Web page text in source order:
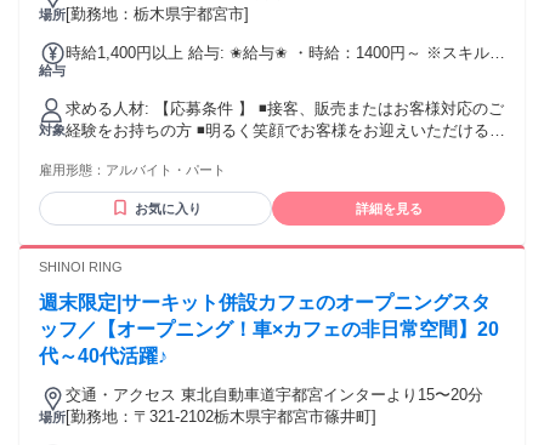
場所可
[勤務地：栃木県宇都宮市]
給与
時給1,400円以上 給与: ✬給与✬ ・時給：1400円～ ※スキル・
に基づきます ✧˖°-----------------------------------✧˖° ・時間外手当 ・
職務手当 ・インセンティブあり （該当の場合 四半期毎に支
給） ・給与見直し原則年1回
対象
求める人材: 【応募条件 】 ◾️接客、販売またはお客様対応のご
経験をお持ちの方 ◾️明るく笑顔でお客様をお迎えいただける方
のある方も歓迎 ・Uターン・Iターン歓迎 ・ハローワークでお
仕事お探し中の方も歓迎 ＼こんな方を求めています／ ・美容
や健康、睡眠などに興味がある方 ・専門的な知識を学びなが
どでの販売経験 ・化粧品、アパレル、家具（インテリア） な
タッフの前職例＞ アパレル販売スタッフ・雑貨販売のご経験
バリスタ・ペットショップ・パーソナルトレーナーのご経験
エステティシャン・リラクゼーションセラピストのご経験 化
粧品販売スタッフ・美容クリニック受付のご経験 美容カウン
セラー・美容部員・エステサロンスタッフのご経験 「食」や
「健康」に関わるお仕事（栄養士、ライブキッチンなど）
雇用形態： アルバイト・パート
お気に入り 詳細を見る
SHINOI RING
週末限定|サーキット併設カフェのオープニングスタ
ッフ／【オープニング！車×カフェの非日常空間】20
代～40代活躍♪
場所
交通・アクセス 東北自動車道宇都宮インターより15〜20分
[勤務地：〒321-2102栃木県宇都宮市篠井町]